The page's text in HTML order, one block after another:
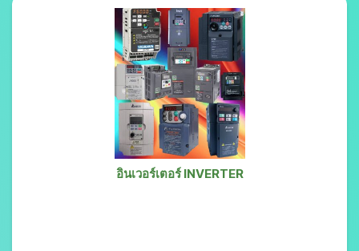
อินเวอร์เตอร์ INVERTER